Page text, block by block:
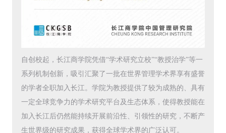
自创校起，长江商学院凭借“学术研究立校”“教授治学”等一
系列机制创新，吸引汇聚了一批在世界管理学术界享有盛誉
的学者全职加入长江。学院为教授提供了较为成熟的、具有
一定全球竞争力的学术研究平台及生态体系，使得教授能在
加入长江后仍然能持续开展前沿性、引领性的研究，不断产
生世界级的研究成果，获得全球学术界的广泛认可。